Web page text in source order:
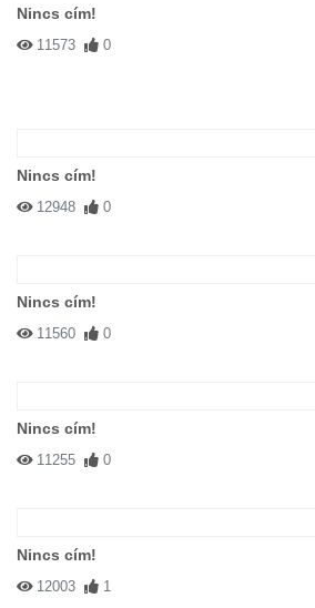
Nincs cím!
11573 0
Nincs cím!
12948 0
Nincs cím!
11560 0
Nincs cím!
11255 0
Nincs cím!
12003 1